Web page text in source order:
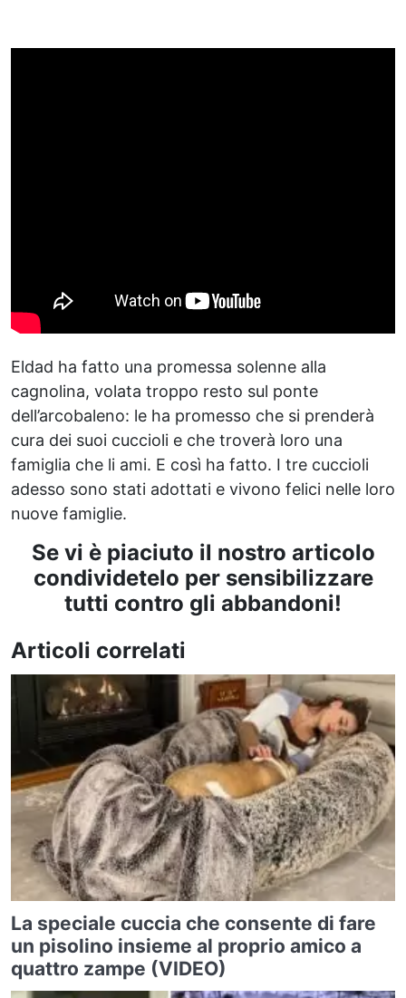
Eldad ha fatto una promessa solenne alla
cagnolina, volata troppo resto sul ponte
dell’arcobaleno: le ha promesso che si prenderà
cura dei suoi cuccioli e che troverà loro una
famiglia che li ami. E così ha fatto. I tre cuccioli
adesso sono stati adottati e vivono felici nelle loro
nuove famiglie.
Se vi è piaciuto il nostro articolo
condividetelo per sensibilizzare
tutti contro gli abbandoni!
Articoli correlati
La speciale cuccia che consente di fare
un pisolino insieme al proprio amico a
quattro zampe (VIDEO)